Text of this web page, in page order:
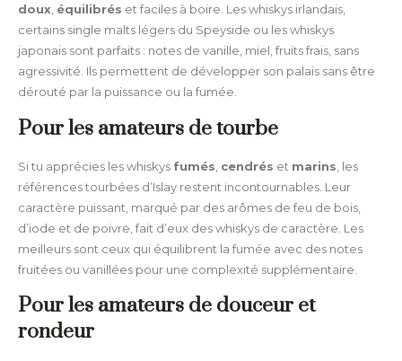
doux, équilibrés et faciles à boire. Les whiskys irlandais,
certains single malts légers du Speyside ou les whiskys
japonais sont parfaits : notes de vanille, miel, fruits frais, sans
agressivité. Ils permettent de développer son palais sans être
dérouté par la puissance ou la fumée.
Pour les amateurs de tourbe
Si tu apprécies les whiskys fumés cendrés et marins , les
références tourbées d’Islay restent incontournables. Leur
caractère puissant, marqué par des arômes de feu de bois,
d’iode et de poivre, fait d’eux des whiskys de caractère. Les
meilleurs sont ceux qui équilibrent la fumée avec des notes
fruitées ou vanillées pour une complexité supplémentaire.
Pour les amateurs de douceur et
rondeur